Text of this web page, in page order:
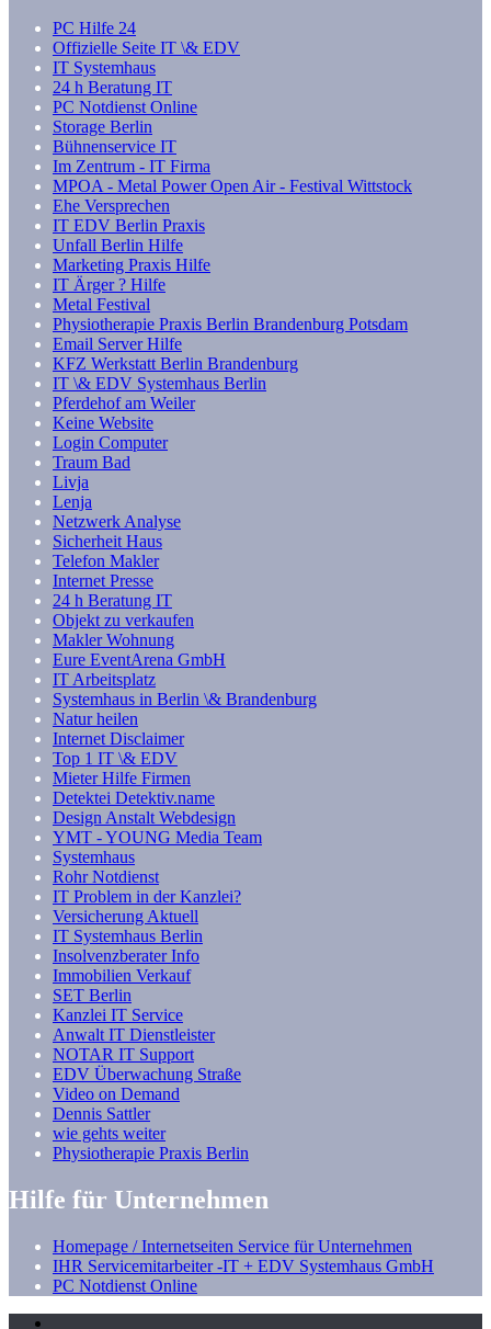
PC Hilfe 24
Offizielle Seite IT \& EDV
IT Systemhaus
24 h Beratung IT
PC Notdienst Online
Storage Berlin
Bühnenservice IT
Im Zentrum - IT Firma
MPOA - Metal Power Open Air - Festival Wittstock
Ehe Versprechen
IT EDV Berlin Praxis
Unfall Berlin Hilfe
Marketing Praxis Hilfe
IT Ärger ? Hilfe
Metal Festival
Physiotherapie Praxis Berlin Brandenburg Potsdam
Email Server Hilfe
KFZ Werkstatt Berlin Brandenburg
IT \& EDV Systemhaus Berlin
Pferdehof am Weiler
Keine Website
Login Computer
Traum Bad
Livja
Lenja
Netzwerk Analyse
Sicherheit Haus
Telefon Makler
Internet Presse
24 h Beratung IT
Objekt zu verkaufen
Makler Wohnung
Eure EventArena GmbH
IT Arbeitsplatz
Systemhaus in Berlin \& Brandenburg
Natur heilen
Internet Disclaimer
Top 1 IT \& EDV
Mieter Hilfe Firmen
Detektei Detektiv.name
Design Anstalt Webdesign
YMT - YOUNG Media Team
Systemhaus
Rohr Notdienst
IT Problem in der Kanzlei?
Versicherung Aktuell
IT Systemhaus Berlin
Insolvenzberater Info
Immobilien Verkauf
SET Berlin
Kanzlei IT Service
Anwalt IT Dienstleister
NOTAR IT Support
EDV Überwachung Straße
Video on Demand
Dennis Sattler
wie gehts weiter
Physiotherapie Praxis Berlin
Hilfe für Unternehmen
Homepage / Internetseiten Service für Unternehmen
IHR Servicemitarbeiter -IT + EDV Systemhaus GmbH
PC Notdienst Online